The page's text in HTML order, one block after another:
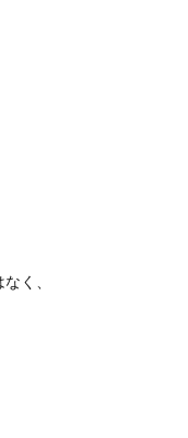
く、